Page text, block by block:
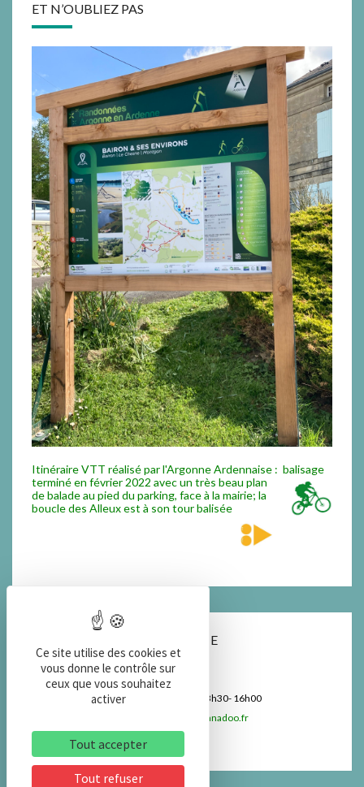
ET N’OUBLIEZ PAS
Itinéraire VTT réalisé par l'Argonne Ardennaise : balisage
terminé en février 2022 avec un très beau plan
de balade au pied du parking, face à la mairie; la
boucle des Alleux est à son tour balisée
COORDONNEES DE LA MAIRIE
3 place de la Mairie 08390 MONTGON
Permanences:lundi 8h30- 12h / mardi 13h30- 16h00
tél 03 24 30 44 43 mairiemontgon08@wanadoo.fr
www.Commune-Montgon 08.com
Ce site utilise des cookies et
vous donne le contrôle sur
ceux que vous souhaitez
activer
Tout accepter
Tout refuser